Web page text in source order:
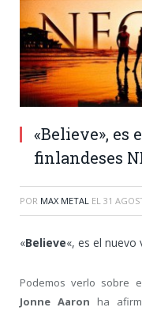
«Believe», es
finlandeses
POR MAX METAL EL 31
«Believe«, es el nuevo
Podemos verlo sobre
Jonne Aaron ha